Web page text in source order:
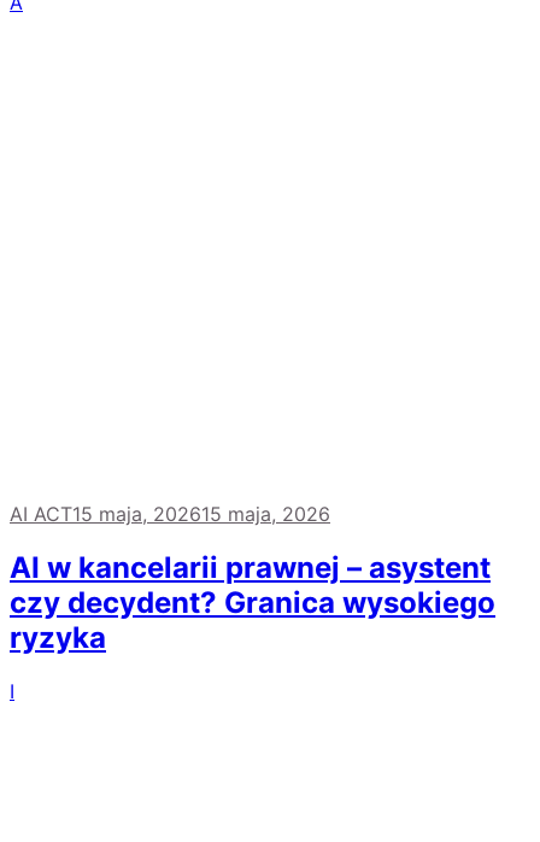
AI ACT15 maja, 202615 maja, 2026
AI w kancelarii prawnej – asystent
czy decydent? Granica wysokiego
ryzyka
I